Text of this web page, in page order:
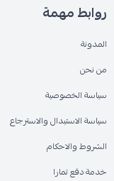
روابط مهمة
المدونة
من نحن
سياسة الخصوصية
سياسة الاستبدال والاسترجاع
الشروط والاحكام
خدمة دفع تمارا